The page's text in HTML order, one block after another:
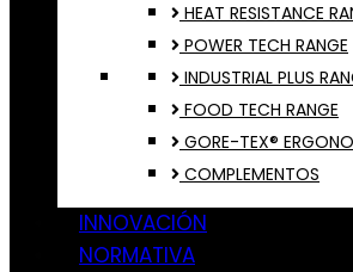
HEAT RESISTANCE
POWER TECH RANGE
INDUSTRIAL PLUS
FOOD TECH RANGE
GORE-TEX®
COMPLEMENTOS
INNOVACIÓN
NORMATIVA